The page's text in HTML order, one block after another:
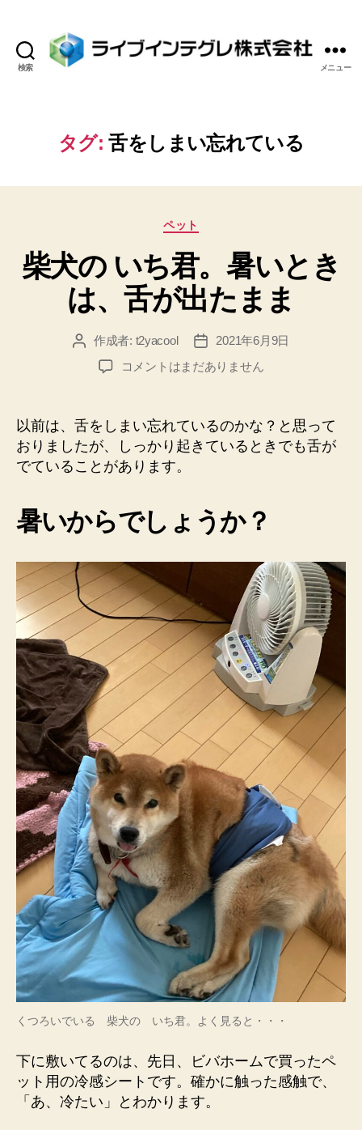
検索
イ
ン
グ
株
会
社
メニュー
タグ: 舌をしまい忘れている
カ
ゴ
リ
ー
ペット
柴犬の いち君。暑いとき
は、舌が出たまま
投 作成者: t2yacool
投
稿
日
2021年6月9日
柴
い
ち
君。
暑
き
舌
が
出
た
ま
ま
の
コメントはまだありません
以前は、舌をしまい忘れているのかな？と思って
おりましたが、しっかり起きているときでも舌が
でていることがあります。
暑いからでしょうか？
くつろいでいる 柴犬の いち君。よく見ると・・・
下に敷いてるのは、先日、ビバホームで買ったペ
ット用の冷感シートです。確かに触った感触で、
「あ、冷たい」とわかります。